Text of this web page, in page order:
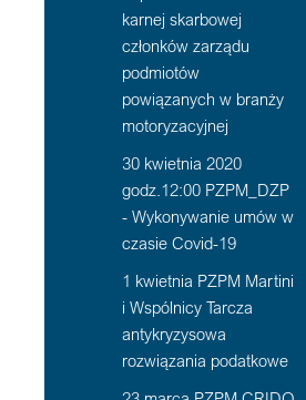
karnej skarbowej
członków zarządu
podmiotów
powiązanych w branży
motoryzacyjnej
30 kwietnia 2020
godz.12:00 PZPM_DZP
- Wykonywanie umów w
czasie Covid-19
1 kwietnia PZPM Martini
i Wspólnicy Tarcza
antykryzysowa
rozwiązania podatkowe